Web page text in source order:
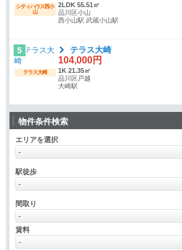
シティハウス西小
山
2LDK 55.51㎡
品川区小山
西小山駅 武蔵小山駅
5
テラス大崎
テラス大崎
104,000円
1K 21.35㎡
品川区戸越
大崎駅
物件条件検索
エリアを選択
駅徒歩
間取り
賃料